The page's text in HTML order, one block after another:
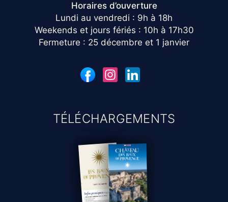
Horaires d’ouverture
Lundi au vendredi : 9h à 18h
Weekends et jours fériés : 10h à 17h30
Fermeture : 25 décembre et 1 janvier
TÉLÉCHARGEMENTS